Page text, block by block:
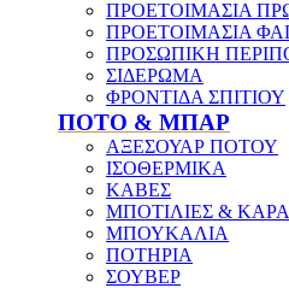
ΠΡΟΕΤΟΙΜΑΣΙΑ
ΠΡΟΕΤΟΙΜΑΣΙΑ
ΠΡΟΣΩΠΙΚΗ
ΣΙΔΕΡΩΜΑ
ΦΡΟΝΤΙΔΑ ΣΠΙΤΙΟΥ
ΠΟΤΟ & ΜΠΑΡ
ΑΞΕΣΟΥΑΡ ΠΟΤΟΥ
ΙΣΟΘΕΡΜΙΚΑ
ΚΑΒΕΣ
ΜΠΟΤΙΛΙΕΣ &
ΜΠΟΥΚΑΛΙΑ
ΠΟΤΗΡΙΑ
ΣΟΥΒΕΡ